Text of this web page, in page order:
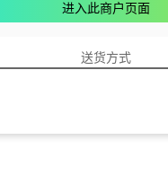
进入此商户页面
送货方式